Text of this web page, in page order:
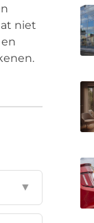
niet
▼